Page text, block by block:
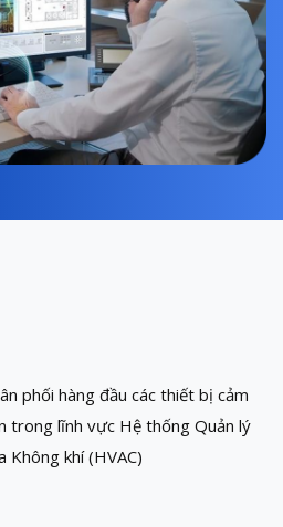
phối hàng đầu các thiết bị cảm
trong lĩnh vực Hệ thống Quản lý
Không khí (HVAC)